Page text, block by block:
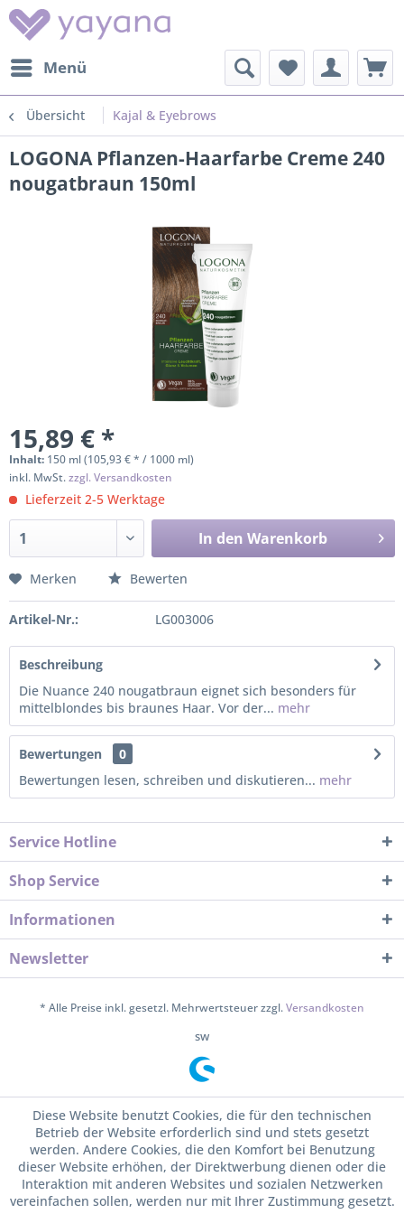
Menü
Übersicht Kajal & Eyebrows
LOGONA Pflanzen-Haarfarbe Creme 240
nougatbraun 150ml
15,89 € *
Inhalt: 150 ml (105,93 € * / 1000 ml)
inkl. MwSt.zzgl. Versandkosten
Lieferzeit 2-5 Werktage
In den Warenkorb
Merken Bewerten
Artikel-Nr.: LG003006
Beschreibung
Die Nuance 240 nougatbraun eignet sich besonders für
mittelblondes bis braunes Haar. Vor der... mehr
Bewertungen
0
Bewertungen lesen, schreiben und diskutieren... mehr
Service Hotline
Shop Service
Informationen
Newsletter
* Alle Preise inkl. gesetzl. Mehrwertsteuer zzgl.Versandkosten
sw
Diese Website benutzt Cookies, die für den technischen
Betrieb der Website erforderlich sind und stets gesetzt
werden. Andere Cookies, die den Komfort bei Benutzung
dieser Website erhöhen, der Direktwerbung dienen oder die
Interaktion mit anderen Websites und sozialen Netzwerken
vereinfachen sollen, werden nur mit Ihrer Zustimmung gesetzt.